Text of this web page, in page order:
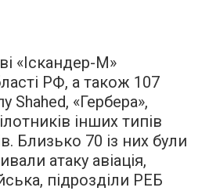
«Іскандер-М»
РФ, а також 107
Shahed, «Гербера»,
інших типів
Близько 70 із них були
атаку авіація,
підрозділи РЕБ